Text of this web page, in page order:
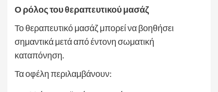
Ο ρόλος του θεραπευτικού μασάζ
Το θεραπευτικό μασάζ μπορεί να βοηθήσει
σημαντικά μετά από έντονη σωματική
καταπόνηση.
Τα οφέλη περιλαμβάνουν: